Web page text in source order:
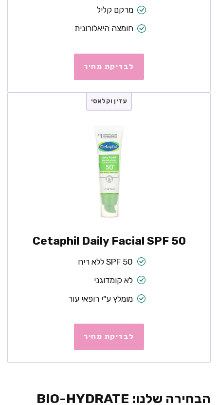
מרקם קליל
חומצה היאלורונית
לבדיקת מחיר
עדין וקלאסי
Cetaphil Daily Facial SPF 50
SPF 50 ללא ריח
לא קומדוגני
מומלץ ע"י רופאי עור
לבדיקת מחיר
הבחירה שלנו: BIO-HYDRATE